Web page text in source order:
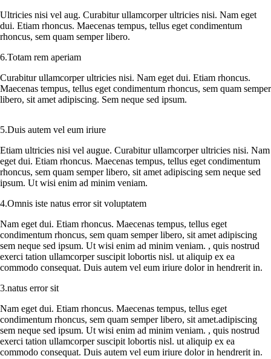
Ultricies nisi vel aug. Curabitur ullamcorper ultricies nisi. Nam eget
dui. Etiam rhoncus. Maecenas tempus, tellus eget condimentum
rhoncus, sem quam semper libero.
6.Totam rem aperiam
Curabitur ullamcorper ultricies nisi. Nam eget dui. Etiam rhoncus.
Maecenas tempus, tellus eget condimentum rhoncus, sem quam semper
libero, sit amet adipiscing. Sem neque sed ipsum.
5.Duis autem vel eum iriure
Etiam ultricies nisi vel augue. Curabitur ullamcorper ultricies nisi. Nam
eget dui. Etiam rhoncus. Maecenas tempus, tellus eget condimentum
rhoncus, sem quam semper libero, sit amet adipiscing sem neque sed
ipsum. Ut wisi enim ad minim veniam.
4.Omnis iste natus error sit voluptatem
Nam eget dui. Etiam rhoncus. Maecenas tempus, tellus eget
condimentum rhoncus, sem quam semper libero, sit amet adipiscing
sem neque sed ipsum. Ut wisi enim ad minim veniam. , quis nostrud
exerci tation ullamcorper suscipit lobortis nisl. ut aliquip ex ea
commodo consequat. Duis autem vel eum iriure dolor in hendrerit in.
3.natus error sit
Nam eget dui. Etiam rhoncus. Maecenas tempus, tellus eget
condimentum rhoncus, sem quam semper libero, sit amet.adipiscing
sem neque sed ipsum. Ut wisi enim ad minim veniam. , quis nostrud
exerci tation ullamcorper suscipit lobortis nisl. ut aliquip ex ea
commodo consequat. Duis autem vel eum iriure dolor in hendrerit in.